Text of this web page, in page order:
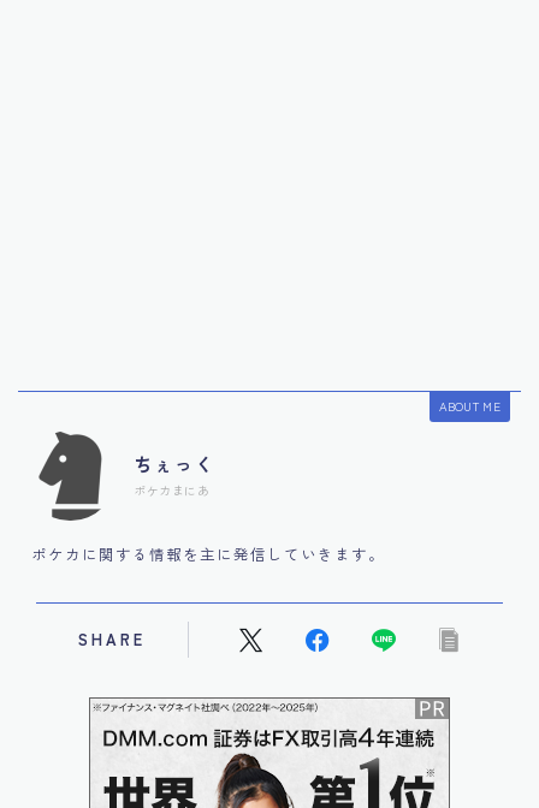
ABOUT ME
ちぇっく
ポケカまにあ
ポケカに関する情報を主に発信していきます。
SHARE